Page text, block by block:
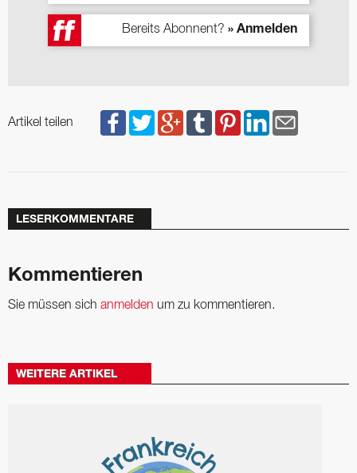
Bereits Abonnent? » Anmelden
Artikel teilen
LESERKOMMENTARE
Kommentieren
Sie müssen sich anmelden um zu kommentieren.
WEITERE ARTIKEL